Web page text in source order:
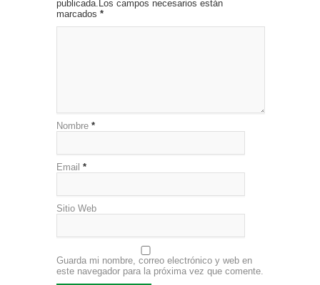
publicada.Los campos necesarios están
marcados *
Nombre *
Email *
Sitio Web
Guarda mi nombre, correo electrónico y web en
este navegador para la próxima vez que comente.